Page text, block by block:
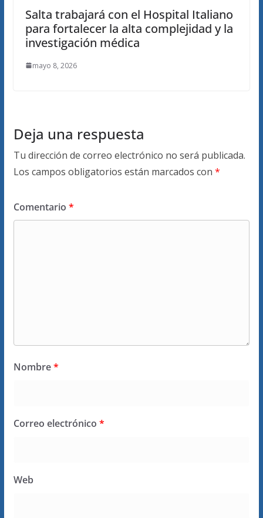
Salta trabajará con el Hospital Italiano
para fortalecer la alta complejidad y la
investigación médica
mayo 8, 2026
Deja una respuesta
Tu dirección de correo electrónico no será publicada.
Los campos obligatorios están marcados con *
Comentario *
Nombre*
Correo electrónico *
Web